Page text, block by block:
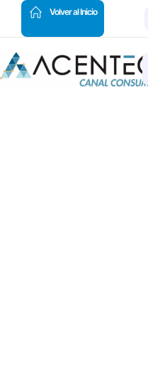
Volver al Inicio